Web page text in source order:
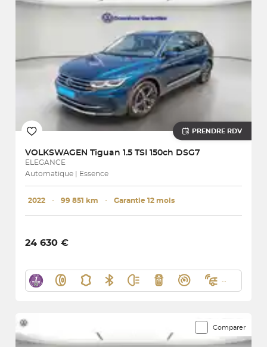
PRENDRE RDV
VOLKSWAGEN Tiguan 1.5 TSI 150ch DSG7
ELEGANCE
Automatique | Essence
2022 ･ 99 851 km ･ Garantie 12 mois
24 630 €
Comparer